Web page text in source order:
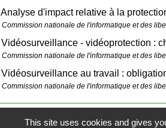
Analyse d'impact relative à la
Commission nationale de l'informatique et des
Vidéosurveillance - vidéoprotection :
Commission nationale de l'informatique et des
Vidéosurveillance au travail :
Commission nationale de l'informatique et des
This site uses cookies and gives